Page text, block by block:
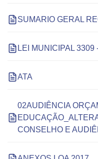
SUMARIO GERAL
LEI MUNICIPAL 3309
ATA
02AUDIÊNCIA
CONSELHO E